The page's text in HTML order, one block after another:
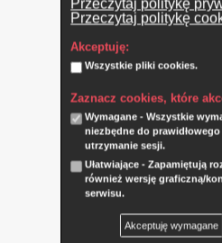
Przeczytaj politykę
Przeczytaj politykę
Akceptuję:
Wszystkie pliki cookies.
Zaznacz cookies, które
Wymagane - Wszystkie
niezbędne do
utrzymanie sesji.
Ułatwiające - Zapamiętują
również wersję graficzną/
serwisu.
Akceptuję wymagane